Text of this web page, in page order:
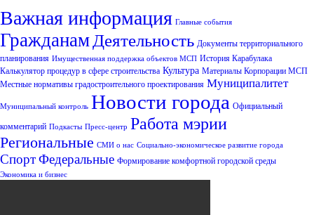
Важная информация Главные события
Гражданам Деятельность Документы территориального
планирования Имущественная поддержка объектов МСП История Карабулака
Калькулятор процедур в сфере строительства Культура Материалы Корпорации МСП
Местные нормативы градостроительного проектирования Муниципалитет
Муниципальный контроль Новости города Официальный
комментарий Подкасты Пресс-центр Работа мэрии
Региональные СМИ о нас Социально-экономическое развитие города
СпортФедеральные Формирование комфортной городской среды
Экономика и бизнес